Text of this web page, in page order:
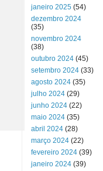
janeiro 2025 (54)
dezembro 2024
(35)
novembro 2024
(38)
outubro 2024 (45)
setembro 2024 (33)
agosto 2024 (35)
julho 2024 (29)
junho 2024 (22)
maio 2024 (35)
abril 2024 (28)
março 2024 (22)
fevereiro 2024 (39)
janeiro 2024 (39)